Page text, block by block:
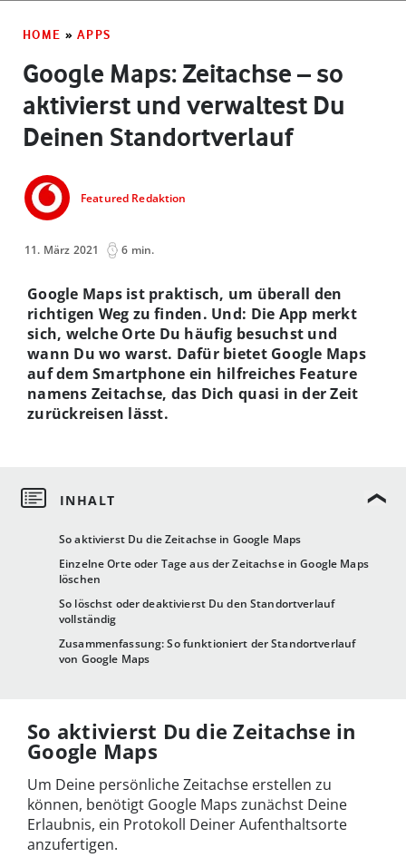
HOME » APPS
Google Maps: Zeitachse – so
aktivierst und verwaltest Du
Deinen Standortverlauf
Featured Redaktion
11. März 2021 6 min.
So aktivierst Du die Zeitachse in Google Maps
Einzelne Orte oder Tage aus der Zeitachse in Google Maps
löschen
So löschst oder deaktivierst Du den Standortverlauf
vollständig
Zusammenfassung: So funktioniert der Standortverlauf
von Google Maps
Google Maps ist praktisch, um überall den
richtigen Weg zu finden. Und: Die App merkt
sich, welche Orte Du häufig besuchst und
wann Du wo warst. Dafür bietet Google Maps
auf dem Smartphone ein hilfreiches Feature
namens Zeitachse, das Dich quasi in der Zeit
zurückreisen lässt.
So aktivierst Du die Zeitachse in
Google Maps
Um Deine persönliche Zeitachse erstellen zu
können, benötigt Google Maps zunächst Deine
Erlaubnis, ein Protokoll Deiner Aufenthaltsorte
anzufertigen.